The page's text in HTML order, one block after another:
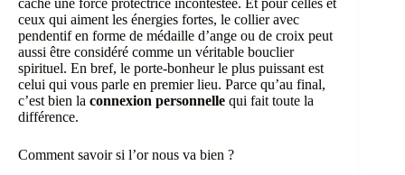
cache une force protectrice incontestée. Et pour celles et
ceux qui aiment les énergies fortes, le collier avec
pendentif en forme de médaille d’ange ou de croix peut
aussi être considéré comme un véritable bouclier
spirituel. En bref, le porte-bonheur le plus puissant est
celui qui vous parle en premier lieu. Parce qu’au final,
c’est bien la connexion personnelle qui fait toute la
différence.
Comment savoir si l’or nous va bien ?